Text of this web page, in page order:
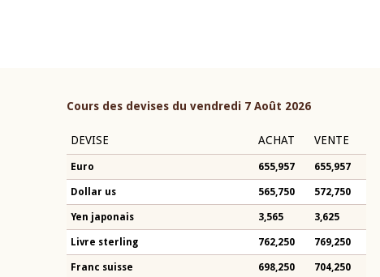
Cours des devises du vendredi 7 Août 2026
DEVISE ACHAT VENTE
Euro 655,957 655,957
Dollar us 565,750 572,750
Yen japonais 3,565 3,625
Livre sterling 762,250 769,250
Franc suisse 698,250 704,250